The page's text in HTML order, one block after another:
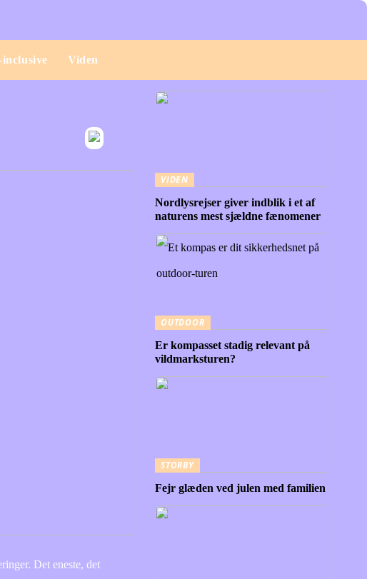
Viden
Det eneste, det
VIDEN
Nordlysrejser giver indblik i et af
naturens mest sjældne fænomener
OUTDOOR
Er kompasset stadig relevant på
vildmarksturen?
STORBY
Fejr glæden ved julen med familien